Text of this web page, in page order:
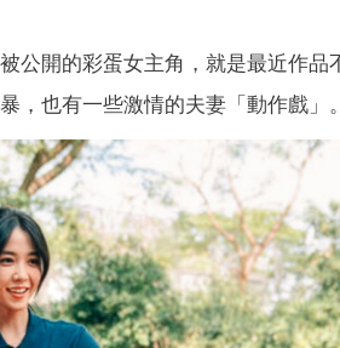
公開的彩蛋女主角，就是最近作品
，也有一些激情的夫妻「動作戲」。